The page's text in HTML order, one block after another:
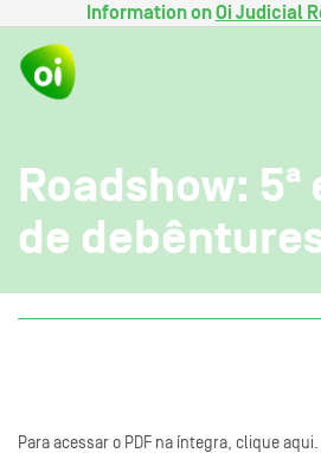
Information onOi Judicial
Roadshow:
de
Para acessar o PDF na íntegra, clique aqui.